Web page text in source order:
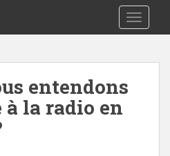
entendons
à la radio en